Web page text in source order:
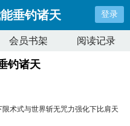
垂钓诸天 登录
会员书架 阅读记录
钓诸天
限术式与世界斩无咒力强化下比肩天